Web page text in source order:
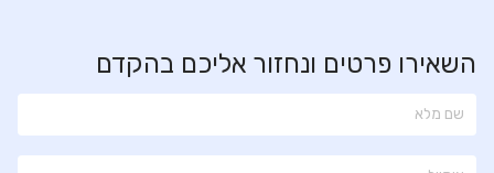
השאירו פרטים ונחזור אליכם בהקדם